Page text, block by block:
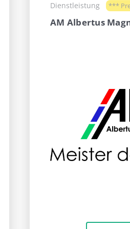
Dienstleistung ***
AM Albertus